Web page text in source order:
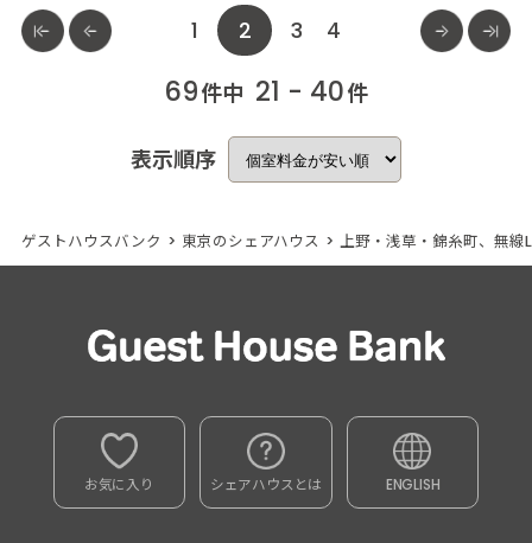
1 2 3 4
69件中 21 - 40件
表示順序
ゲストハウスバンク > 東京のシェアハウス > 上野・浅草・錦糸町、無線
お気に入り シェアハウスとは ENGLISH